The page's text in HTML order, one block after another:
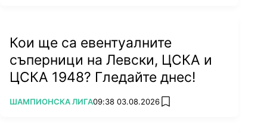
Кои ще са евентуалните
съперници на Левски, ЦСКА и
ЦСКА 1948? Гледайте днес!
ПОВЕЧЕ ОТ
ШАМПИОНСКА ЛИГА09:38 03.08.2026 add favorites